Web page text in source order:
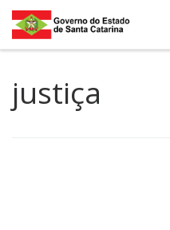
Skip to content
justiça